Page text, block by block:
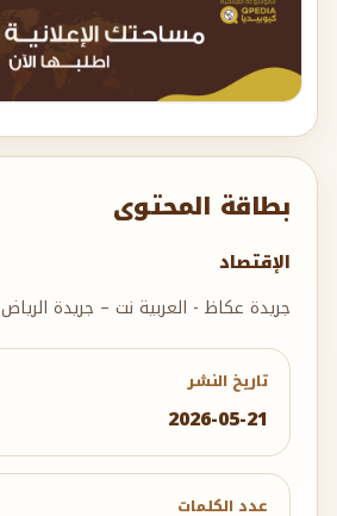
بطاقة المحتوى
الإقتصاد
جريدة عكاظ - العربية نت – جريدة الرياض
تاريخ النشر
2026-05-21
عدد الكلمات